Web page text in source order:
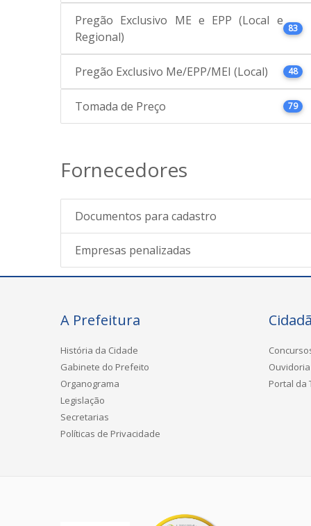
Pregão Exclusivo ME e EPP (Local e
Regional)
83
Pregão Exclusivo Me/EPP/MEI (Local) 48
Tomada de Preço 79
Fornecedores
Documentos para cadastro
Empresas penalizadas
A Prefeitura
História da Cidade
Gabinete do Prefeito
Organograma
Legislação
Secretarias
Políticas de Privacidade
Ouvidoria
Portal da